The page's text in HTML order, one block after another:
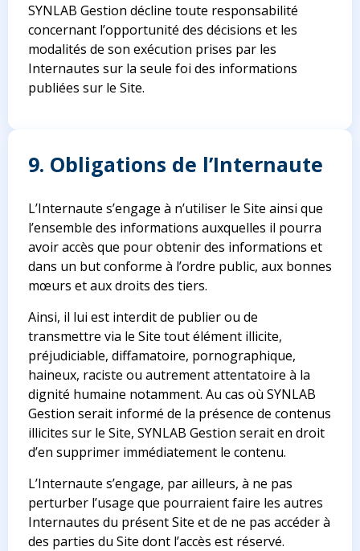
SYNLAB Gestion décline toute responsabilité
concernant l’opportunité des décisions et les
modalités de son exécution prises par les
Internautes sur la seule foi des informations
publiées sur le Site.
9. Obligations de l’Internaute
L’Internaute s’engage à n’utiliser le Site ainsi que
l’ensemble des informations auxquelles il pourra
avoir accès que pour obtenir des informations et
dans un but conforme à l’ordre public, aux bonnes
mœurs et aux droits des tiers.
Ainsi, il lui est interdit de publier ou de
transmettre via le Site tout élément illicite,
préjudiciable, diffamatoire, pornographique,
haineux, raciste ou autrement attentatoire à la
dignité humaine notamment. Au cas où SYNLAB
Gestion serait informé de la présence de contenus
illicites sur le Site, SYNLAB Gestion serait en droit
d’en supprimer immédiatement le contenu.
L’Internaute s’engage, par ailleurs, à ne pas
perturber l’usage que pourraient faire les autres
Internautes du présent Site et de ne pas accéder à
des parties du Site dont l’accès est réservé.